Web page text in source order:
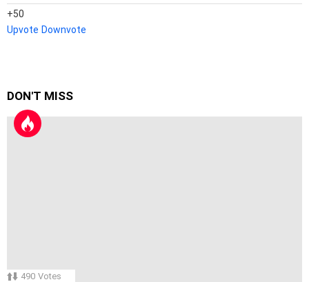
50
Upvote Downvote
DON'T MISS
490 Votes